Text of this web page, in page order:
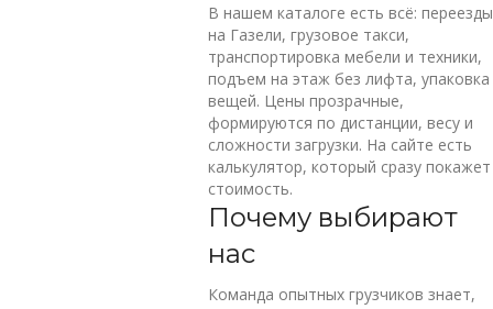
В нашем каталоге есть всё: переезды
на Газели, грузовое такси,
транспортировка мебели и техники,
подъем на этаж без лифта, упаковка
вещей. Цены прозрачные,
формируются по дистанции, весу и
сложности загрузки. На сайте есть
калькулятор, который сразу покажет
стоимость.
Почему выбирают
нас
Команда опытных грузчиков знает,